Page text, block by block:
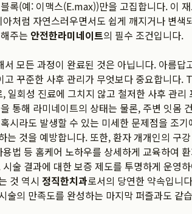
록(예: 이맥스(E.max))만을 고집합니다. 이
처럼 자연스러우면서도 쉽게 깨지거나 변색
주는 안전한라미네이트의 필수 조건입니다.
모든 과정이 완료된 것은 아닙니다. 아름답
꾸준한 사후 관리가 무엇보다 중요합니다.
일회성 진료에 그치지 않고 철저한 사후 관리
통해 라미네이트의 상태는 물론, 주변 잇몸
시라도 발생할 수 있는 미세한 문제점을 조기
는 것을 예방합니다. 또한, 환자 개개인의 구
법 등 홈케어 노하우를 상세하게 교육하여
술 결과에 대한 보증 제도를 투명하게 운영
것 역시 정직한치과로서의 당연한 약속입니
술의 만족도를 완성하는 마지막 퍼즐과도 같